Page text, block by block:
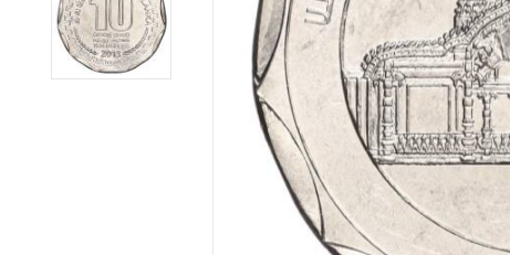
Иностранные монеты
Неофициальные выпуски монет (Unusual)
Античные и средневековые монеты